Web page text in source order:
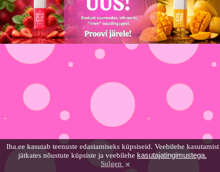
Iha.ee kasutab teenuste edastamiseks küpsiseid. Veebilehe kasutamist
jätkates nõustute küpsiste ja veebilehe kasutajatingimustega.
Sulgen